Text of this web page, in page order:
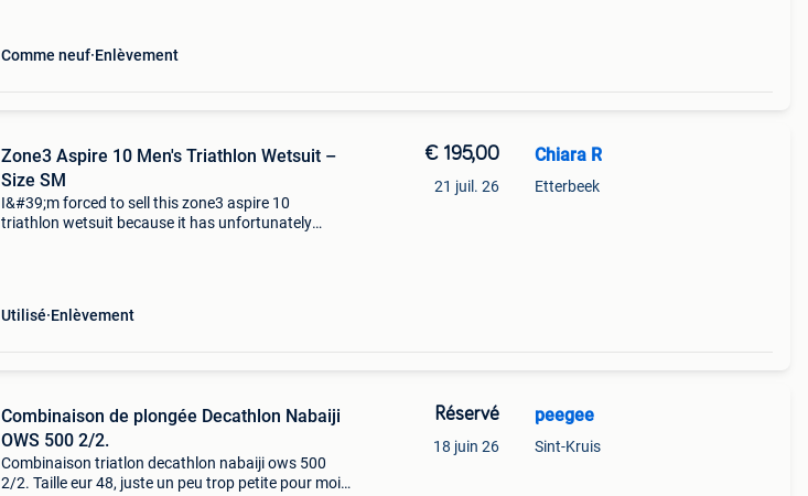
Comme neuf Enlèvement
Zone3 Aspire 10 Men's Triathlon Wetsuit –
Size SM
I&#39;m forced to sell this zone3 aspire 10
triathlon wetsuit because it has unfortunately
Utilisé Enlèvement
€ 195,00
21 juil. 26
Chiara R
Etterbeek
Combinaison de plongée Decathlon Nabaiji
OWS 500 2/2.
Combinaison triatlon decathlon nabaiji ows 500
2/2. Taille eur 48, juste un peu trop petite pour moi
Réservé
18 juin 26
peegee
Sint-Kruis